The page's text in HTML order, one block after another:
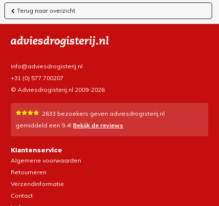
Terug naar overzicht
info@adviesdrogisterij.nl
+31 (0) 577 700207
© Adviesdrogisterij.nl 2009-2026
2633 bezoekers geven adviesdrogisterij.nl
gemiddeld een 9.4! Bekijk de reviews
Klantenservice
Algemene voorwaarden
Retourneren
Verzendinformatie
Contact